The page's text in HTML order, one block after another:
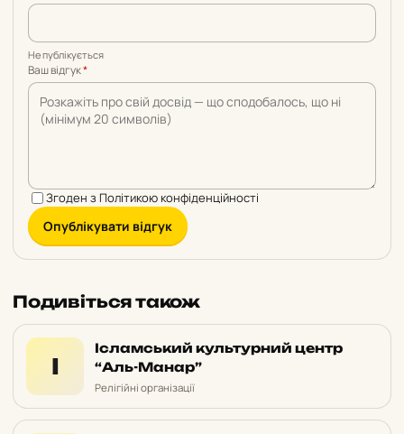
Не публікується
Ваш відгук*
Згоден з Політикою конфіденційності
Опублікувати відгук
Подивіться також
І
Ісламський культурний центр
“Аль-Манар”
Релігійні організації